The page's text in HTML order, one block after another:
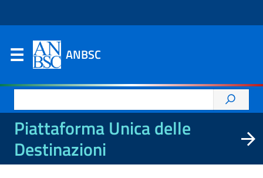
ANBSC
per:
Piattaforma Unica delle
Destinazioni